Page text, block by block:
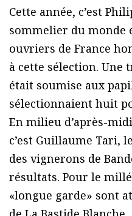
Cette année, c’est
sommelier du monde
ouvriers de France
à cette sélection. Une
était soumise aux
sélectionnaient huit
En milieu d’après-
c’est Guillaume Tari,
des vignerons de
résultats. Pour le
«longue garde» sont